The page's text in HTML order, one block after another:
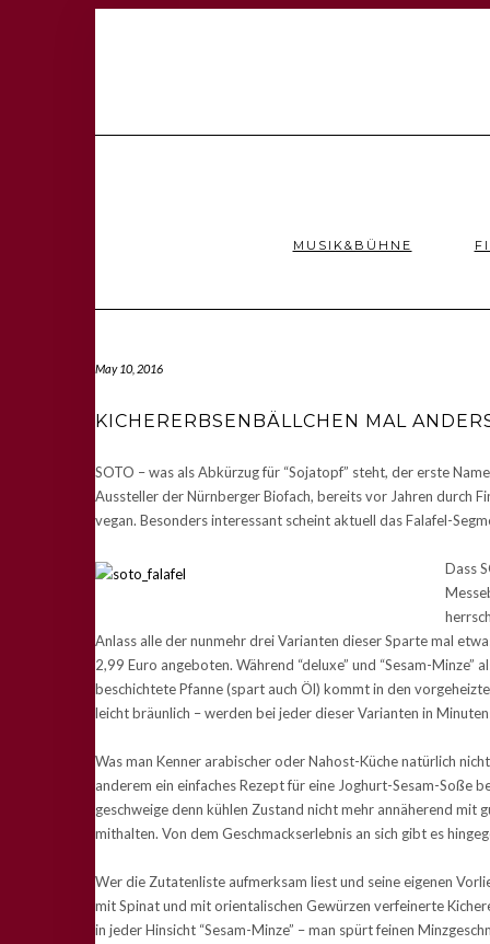
MUSIK&BÜHNE
May 10, 2016
KICHERERBSENBÄLLCHEN MAL
SOTO – was als Abkürzug für “Sojatopf” steht, der erste
Aussteller der Nürnberger Biofach, bereits vor Jahren durch
vegan. Besonders interessant scheint aktuell das Falafel-
Dass
Anlass alle der nunmehr drei Varianten dieser Sparte mal
2,99 Euro angeboten. Während “deluxe” und “Sesam-
beschichtete Pfanne (spart auch Öl) kommt in den
leicht bräunlich – werden bei jeder dieser Varianten in
Was man Kenner arabischer oder Nahost-Küche natürlich
anderem ein einfaches Rezept für eine Joghurt-Sesam-Soße
geschweige denn kühlen Zustand nicht mehr annäherend
mithalten. Von dem Geschmackserlebnis an sich gibt es
Wer die Zutatenliste aufmerksam liest und seine eigenen
mit Spinat und mit orientalischen Gewürzen verfeinerte
in jeder Hinsicht “Sesam-Minze” – man spürt feinen